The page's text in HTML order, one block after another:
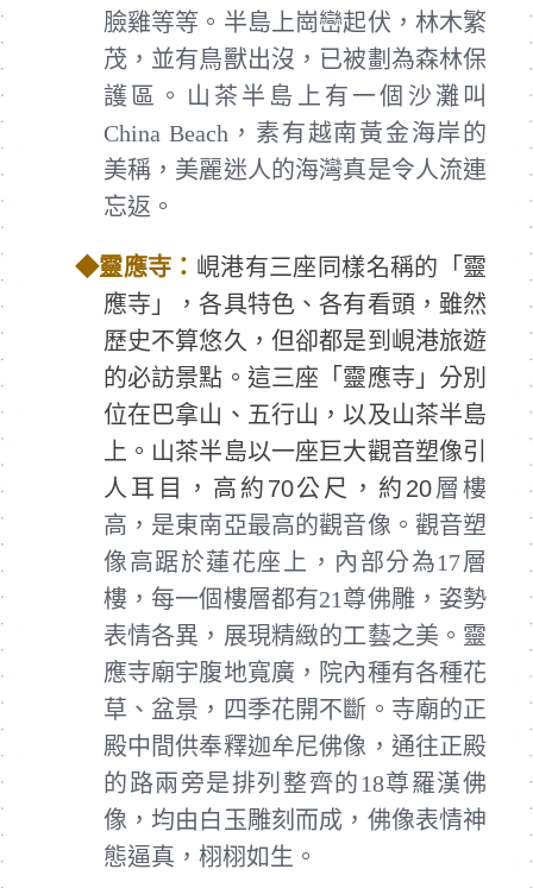
臉雞等等。半島上崗巒起伏，林木繁
茂，並有鳥獸出沒，已被劃為森林保
護區。山茶半島上有一個沙灘叫
China Beach，素有越南黃金海岸的
美稱，美麗迷人的海灣真是令人流連
忘返。
◆靈應寺： 峴港有三座同樣名稱的「靈
應寺」，各具特色、各有看頭，雖然
歷史不算悠久，但卻都是到峴港旅遊
的必訪景點。這三座「靈應寺」分別
位在巴拿山、五行山，以及山茶半島
上。山茶半島以一座巨大觀音塑像引
人耳目，高約70公尺，約20層樓
高，是東南亞最高的觀音像。觀音塑
像高踞於蓮花座上，內部分為17層
樓，每一個樓層都有21尊佛雕，姿勢
表情各異，展現精緻的工藝之美。靈
應寺廟宇腹地寬廣，院內種有各種花
草、盆景，四季花開不斷。寺廟的正
殿中間供奉釋迦牟尼佛像，通往正殿
的路兩旁是排列整齊的18尊羅漢佛
像，均由白玉雕刻而成，佛像表情神
態逼真，栩栩如生。